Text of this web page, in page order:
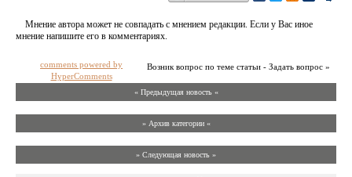
Мнение автора может не совпадать с мнением редакции. Если у Вас иное
мнение напишите его в комментариях.
Возник вопрос по теме статьи - Задать вопрос »
comments powered by
HyperComments
« Предыдущая новость «
» Архив категории «
» Следующая новость »